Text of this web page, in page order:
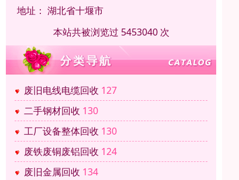
地址： 湖北省十堰市
本站共被浏览过 5453040 次
废旧电线电缆回收 127
二手钢材回收 130
工厂设备整体回收 130
废铁废铜废铝回收 124
废旧金属回收 134